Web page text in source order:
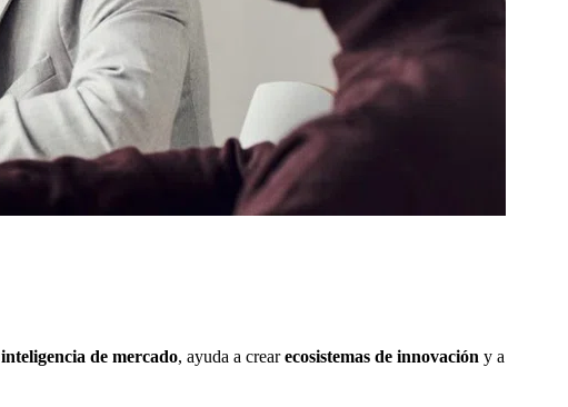
inteligencia de mercado, ayuda a crearecosistemas de innovación y a